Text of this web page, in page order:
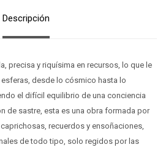
Descripción
precisa y riquísima en recursos, lo que le
desde lo cósmico hasta lo
el difícil equilibrio de una conciencia
de sastre, esta es una obra formada por
recuerdos y ensoñaciones,
de todo tipo, solo regidos por las